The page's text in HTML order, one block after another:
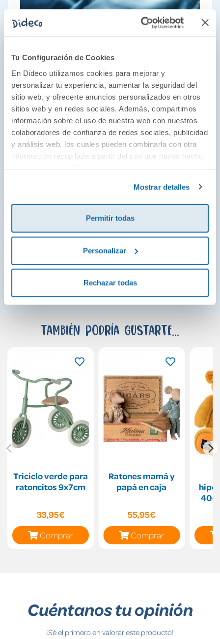
Tu Configuración de Cookies
En Dideco utilizamos cookies para mejorar y
personalizar tu experiencia, aumentar la seguridad del
sitio web, y ofrecerte anuncios personalizados en otros
sitios web y en redes sociales. Además, compartimos
información sobre el uso de nuestra web con nuestros
colaboradores de confianza de redes sociales, publicidad
y análisis web, los cuales pueden combinarla con otra
información recopilada a partir del uso que hayas hecho
Mostrar detalles
Permitir todas
Personalizar
Rechazar todas
El mundo en la palma de tu mano
Desde 1935, Schleich hace realidad los sueños
de niños y niñas acercándoles los animales de
todos los hábitats y todas las partes del
mundo. Sus figuras pintadas a mano
representan al detalle desde los animales más
sus unicornios, monstruos y dragones, o
colecciona las interminables razas de perros,
gatos y caballos. ¡Todos están al alcance de tu
mano!
También podría gustarte...
Triciclo verde para
ratoncitos 9x7cm
33,95€
Comprar
Ratones mamá y
papá en caja
55,95€
Comprar
Cuéntanos tu opinión
¡Sé el primero en valorar este producto!